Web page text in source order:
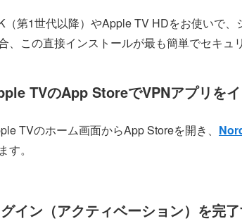
（第1世代以降）やApple TV HDをお使いで
、この直接インストールが最も簡単でセキュ
TVのApp StoreでVPNアプリを
TVのホーム画面からApp Storeを開き、
す。
イン（アクティベーション）を完